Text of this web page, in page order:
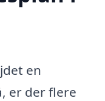
en
er der flere